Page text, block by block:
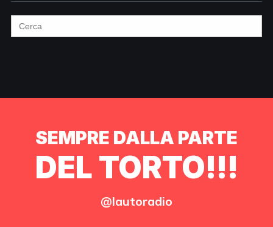
Search
for:
SEMPRE DALLA PARTE
DEL TORTO!!!
@lautoradio